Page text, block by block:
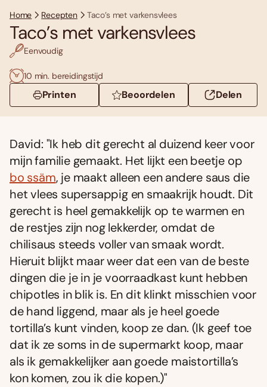
Home Recepten Taco’s met varkensvlees
Taco’s met varkensvlees
Eenvoudig
10 min. bereidingstijd
Printen Beoordelen Delen
David: "Ik heb dit gerecht al duizend keer voor
mĳn familie gemaakt. Het lĳkt een beetje op
bo ssäm, je maakt alleen een andere saus die
het vlees supersappig en smaakrĳk houdt. Dit
gerecht is heel gemakkelĳk op te warmen en
de restjes zĳn nog lekkerder, omdat de
chilisaus steeds voller van smaak wordt.
Hieruit blĳkt maar weer dat een van de beste
dingen die je in je voorraadkast kunt hebben
chipotles in blik is. En dit klinkt misschien voor
de hand liggend, maar als je heel goede
tortilla’s kunt vinden, koop ze dan. (Ik geef toe
dat ik ze soms in de supermarkt koop, maar
als ik gemakkelĳker aan goede maistortilla’s
kon komen, zou ik die kopen.)"